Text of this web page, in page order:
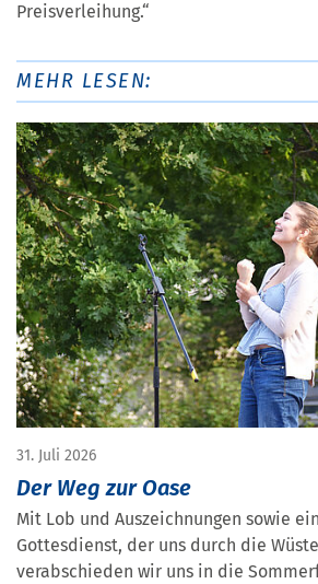
Preisverleihung.“
MEHR LESEN:
31. Juli 2026
Der Weg zur Oase
Mit Lob und Auszeichnungen sowie
Gottesdienst, der uns durch die
verabschieden wir uns in die